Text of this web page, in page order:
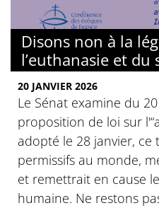
Disons non à la
l’euthanasie et du
20 JANVIER 2026
Le Sénat examine du
proposition de loi sur
adopté le 28 janvier, ce
permissifs au monde,
et remettrait en cause
humaine. Ne restons